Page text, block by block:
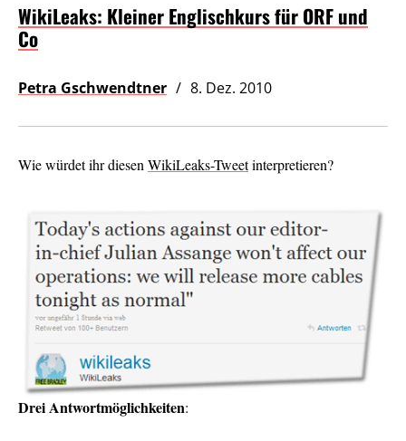
WikiLeaks: Kleiner Englischkurs für ORF und
Co
Petra Gschwendtner 8. Dez. 2010
Wie würdet ihr diesen WikiLeaks-Tweetinterpretieren?
Drei Antwortmöglichkeiten: